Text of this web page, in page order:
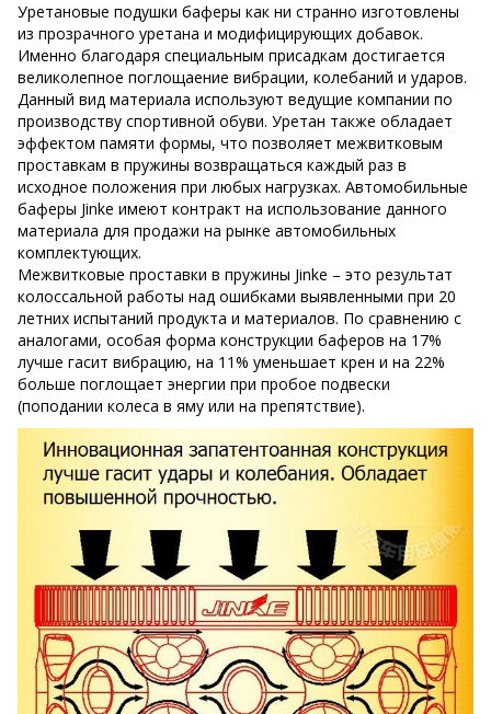
Уретановые подушки баферы как ни странно изготовлены
из прозрачного уретана и модифицирующих добавок.
Именно благодаря специальным присадкам достигается
великолепное поглощаение вибрации, колебаний и ударов.
Данный вид материала используют ведущие компании по
производству спортивной обуви. Уретан также обладает
эффектом памяти формы, что позволяет межвитковым
проставкам в пружины возвращаться каждый раз в
исходное положения при любых нагрузках. Автомобильные
баферы Jinke имеют контракт на использование данного
материала для продажи на рынке автомобильных
комплектующих.
Межвитковые проставки в пружины Jinke – это результат
колоссальной работы над ошибками выявленными при 20
летних испытаний продукта и материалов. По сравнению с
аналогами, особая форма конструкции баферов на 17%
лучше гасит вибрацию, на 11% уменьшает крен и на 22%
больше поглощает энергии при пробое подвески
(поподании колеса в яму или на препятствие).